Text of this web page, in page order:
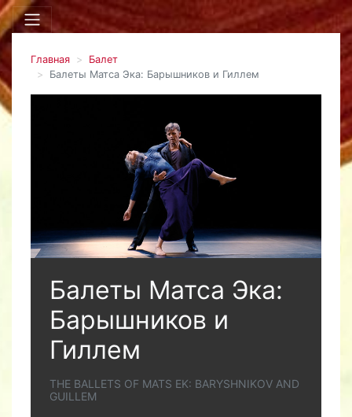
Главная
Балет
Балеты Матса Эка: Барышников и Гиллем
Балеты Матса Эка:
Барышников и
Гиллем
THE BALLETS OF MATS EK: BARYSHNIKOV AND
GUILLEM